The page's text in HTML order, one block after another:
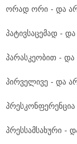
ორად ორი - და
პატივსაცემად -
პარასკეობით - და
პირველივე - და
პრესსამსახური -